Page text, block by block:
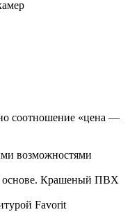
соотношение «цена —
возможностями
основе. Крашеный ПВХ
Favorit